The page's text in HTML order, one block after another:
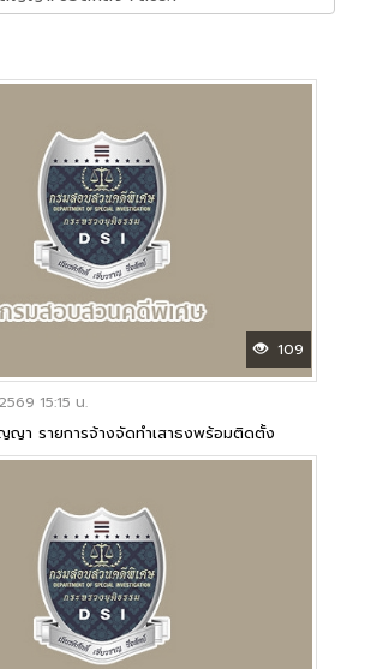
109
15:15 น.
ญา รายการจ้างจัดทำเสาธงพร้อมติดตั้ง